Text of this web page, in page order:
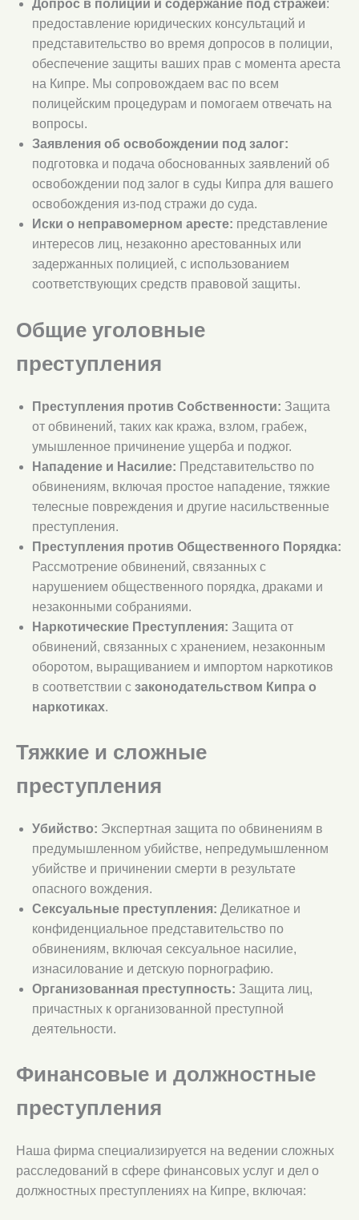
Допрос в полиции и содержание под стражей:
предоставление юридических консультаций и
представительство во время допросов в полиции,
обеспечение защиты ваших прав с момента ареста
на Кипре. Мы сопровождаем вас по всем
полицейским процедурам и помогаем отвечать на
вопросы.
Заявления об освобождении под залог:
подготовка и подача обоснованных заявлений об
освобождении под залог в суды Кипра для вашего
освобождения из-под стражи до суда.
Иски о неправомерном аресте: представление
интересов лиц, незаконно арестованных или
задержанных полицией, с использованием
соответствующих средств правовой защиты.
Общие уголовные
преступления
Преступления против Собственности: Защита
от обвинений, таких как кража, взлом, грабеж,
умышленное причинение ущерба и поджог.
Нападение и Насилие: Представительство по
обвинениям, включая простое нападение, тяжкие
телесные повреждения и другие насильственные
преступления.
Преступления против Общественного Порядка:
Рассмотрение обвинений, связанных с
нарушением общественного порядка, драками и
незаконными собраниями.
Наркотические Преступления: Защита от
обвинений, связанных с хранением, незаконным
оборотом, выращиванием и импортом наркотиков
в соответствии с законодательством Кипра о
наркотиках.
Тяжкие и сложные
преступления
Убийство: Экспертная защита по обвинениям в
предумышленном убийстве, непредумышленном
убийстве и причинении смерти в результате
опасного вождения.
Сексуальные преступления: Деликатное и
конфиденциальное представительство по
обвинениям, включая сексуальное насилие,
изнасилование и детскую порнографию.
Организованная преступность: Защита лиц,
причастных к организованной преступной
деятельности.
Финансовые и должностные
преступления
Наша фирма специализируется на ведении сложных
расследований в сфере финансовых услуг и дел о
должностных преступлениях на Кипре, включая: